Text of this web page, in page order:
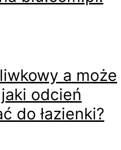
a może
odcień
do łazienki?